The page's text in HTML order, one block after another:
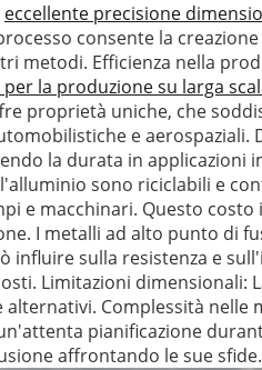
eccellente precisione
consente la
Efficienza nella
la produzione su larga
proprietà uniche, che
e
la durata in
sono riciclabili e
macchinari. Questo
I metalli ad alto punto di
sulla resistenza e
Limitazioni dimensionali:
Complessità
pianificazione
affrontando le sue